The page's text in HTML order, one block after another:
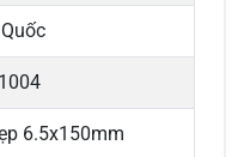
6.5x150mm